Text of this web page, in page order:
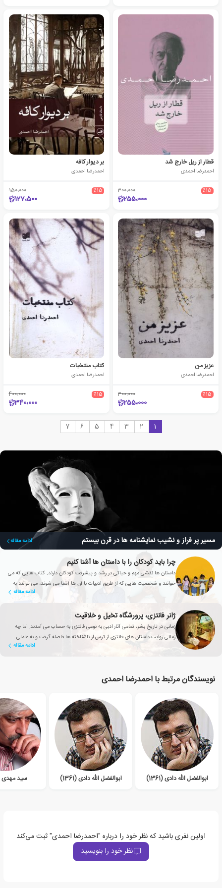
قطار از ریل خارج شد
احمدرضا احمدی
٪15 300،000
255،000
بر دیوار کافه
احمدرضا احمدی
٪15 150،000
127،500
عزیز من
احمدرضا احمدی
٪15 300،000
255،000
کتاب منتخبات
احمدرضا احمدی
٪15 400،000
340،000
1
2
3
4
5
6
7
مسیر پر فراز و نشیب نمایشنامه ها در قرن بیستم ادامه مقاله
چرا باید کودکان را با داستان ها آشنا کنیم
داستان ها نقشی مهم و حیاتی در رشد و پیشرفت کودکان دارند. کتاب هایی که می
خوانند و شخصیت هایی که از طریق ادبیات با آن ها آشنا می شوند، می توانند به
ادامه مقاله
ژانر فانتزی، پرورشگاه تخیل و خلاقیت
زمانی در تاریخ بشر، تمامی آثار ادبی به نوعی فانتزی به حساب می آمدند. اما چه
زمانی روایت داستان های فانتزی از ترس از ناشناخته ها فاصله گرفت و به عاملی
ادامه مقاله
نویسندگان مرتبط با احمدرضا احمدی
ابوالفضل الله دادی (1361) ابوالفضل الله دادی (1361) سید
اولین نفری باشید که نظر خود را درباره "احمدرضا احمدی" ثبت می‌کند
نظر خود را بنویسید